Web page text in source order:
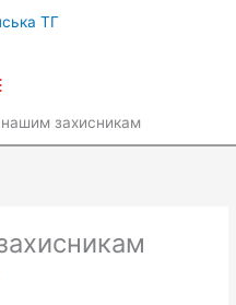
захисникам